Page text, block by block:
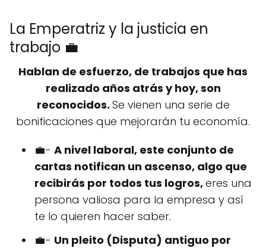
La Emperatriz y la justicia en
trabajo 💼
Hablan de esfuerzo, de trabajos que has
realizado años atrás y hoy, son
reconocidos. Se vienen una serie de
bonificaciones que mejorarán tu economía.
💼- A nivel laboral, este conjunto de
cartas notifican un ascenso, algo que
recibirás por todos tus logros,eres una
persona valiosa para la empresa y así
te lo quieren hacer saber.
💼- Un pleito (Disputa) antiguo por